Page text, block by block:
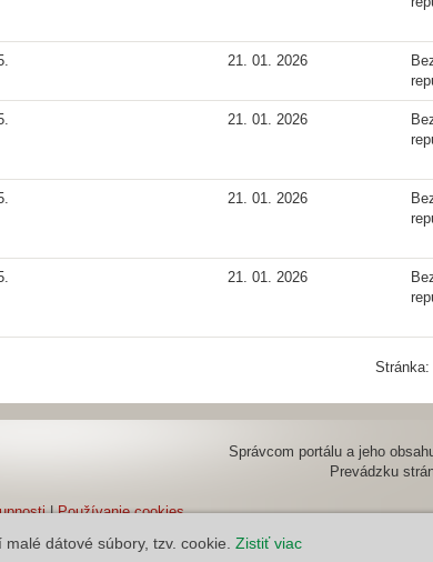
21. 01. 2026
21. 01. 2026
21. 01. 2026
21. 01. 2026
Stránka:
Správcom portálu a jeho
Prevádzku
|Používanie cookies
v6.1.16.7549~d46b3cad4
dátové súbory, tzv. cookie. Zistiť viac